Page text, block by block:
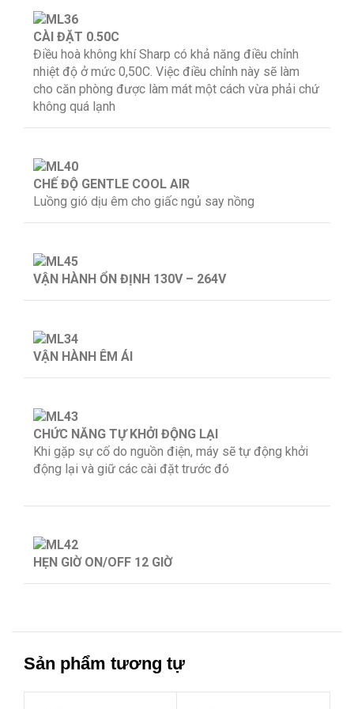
CÀI ĐẶT 0.50C
Điều hoà không khí Sharp có khả năng điều chỉnh
nhiệt độ ở mức 0,50C. Việc điều chỉnh này sẽ làm
cho căn phòng được làm mát một cách vừa phải chứ
không quá lạnh
CHẾ ĐỘ GENTLE COOL AIR
Luồng gió dịu êm cho giấc ngủ say nồng
VẬN HÀNH ỔN ĐỊNH 130V – 264V
VẬN HÀNH ÊM ÁI
CHỨC NĂNG TỰ KHỞI ĐỘNG LẠI
Khi gặp sự cố do nguồn điện, máy sẽ tự động khởi
động lại và giữ các cài đặt trước đó
HẸN GIỜ ON/OFF 12 GIỜ
Sản phẩm tương tự